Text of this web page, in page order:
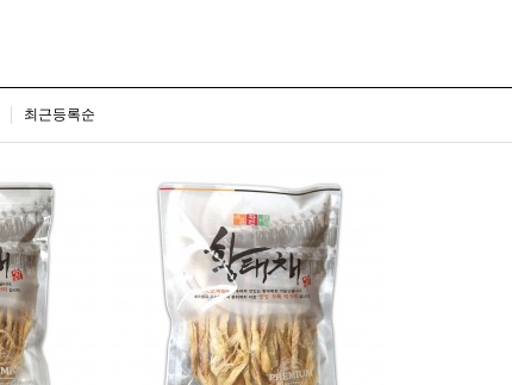
최근등록순